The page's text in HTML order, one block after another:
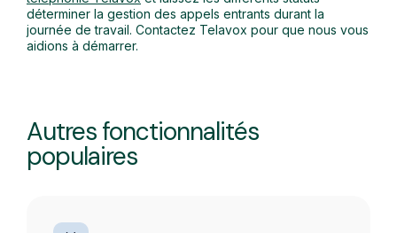
déterminer la gestion des appels entrants durant la
journée de travail. Contactez Telavox pour que nous vous
aidions à démarrer.
Autres fonctionnalités
populaires